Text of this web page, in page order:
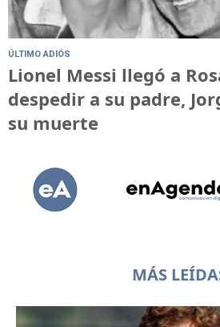
ÚLTIMO ADIÓS
Lionel Messi llegó a
despedir a su padre,
su muerte
MÁS